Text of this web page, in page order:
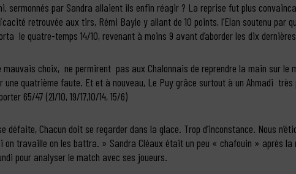
sermonnés par Sandra allaient ils enfin réagir ? La reprise fut plus
retrouvée aux tirs, Rémi Bayle y allant de 10 points, l’Elan soutenu par
le quatre-temps 14/10, revenant à moins 9 avant d’aborder les dix
choix, ne permirent pas aux Chalonnais de reprendre la main sur le
une quatrième faute. Et et à nouveau, Le Puy grâce surtout à un Ahmadi très
65/47 (21/10, 19/17,10/14, 15/6)
défaite, Chacun doit se regarder dans la glace. Trop d’inconstance. Nous
on travaille on les battra. » Sandra Cléaux était un peu « chafouin » après la
pour analyser le match avec ses joueurs.